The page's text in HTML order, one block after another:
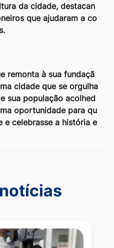
da cidade, destacan
que ajudaram a co
remonta à sua fundaçã
cidade que se orgulha
sua população acolhed
oportunidade para qu
e celebrasse a história e